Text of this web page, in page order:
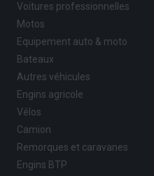
Voitures professionnelles
Motos
Equipement auto & moto
Bateaux
Autres véhicules
Engins agricole
Vélos
Camion
Remorques et caravanes
Engins BTP